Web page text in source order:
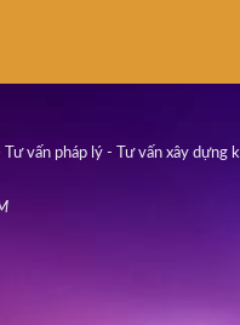
vấn pháp lý - Tư vấn xây dựng